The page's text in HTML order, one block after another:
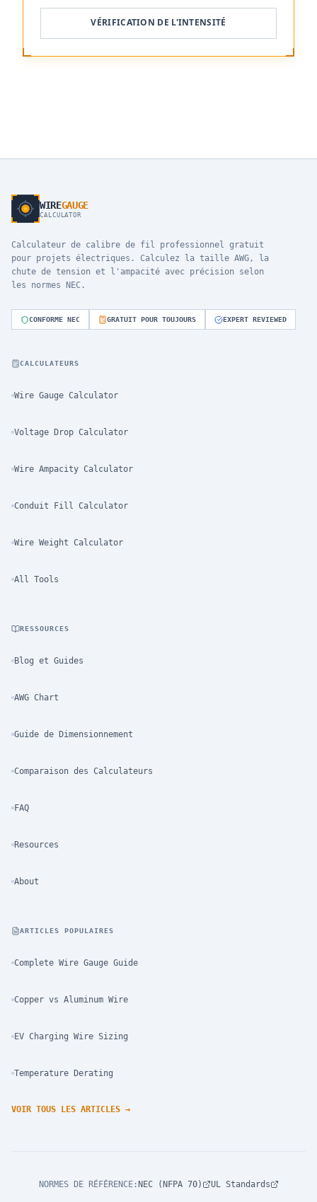
VÉRIFICATION DE L'INTENSITÉ
WIREGAUGE
CALCULATOR
Calculateur de calibre de fil professionnel gratuit
pour projets électriques. Calculez la taille AWG, la
chute de tension et l'ampacité avec précision selon
les normes NEC.
CONFORME NEC GRATUIT POUR TOUJOURS EXPERT REVIEWED
CALCULATEURS
Wire Gauge Calculator
Voltage Drop Calculator
Wire Ampacity Calculator
Conduit Fill Calculator
Wire Weight Calculator
All Tools
RESSOURCES
Blog et Guides
AWG Chart
Guide de Dimensionnement
Comparaison des Calculateurs
FAQ
Resources
About
ARTICLES POPULAIRES
Complete Wire Gauge Guide
Copper vs Aluminum Wire
EV Charging Wire Sizing
Temperature Derating
VOIR TOUS LES ARTICLES →
NORMES DE RÉFÉRENCE: NEC (NFPA 70) UL Standards